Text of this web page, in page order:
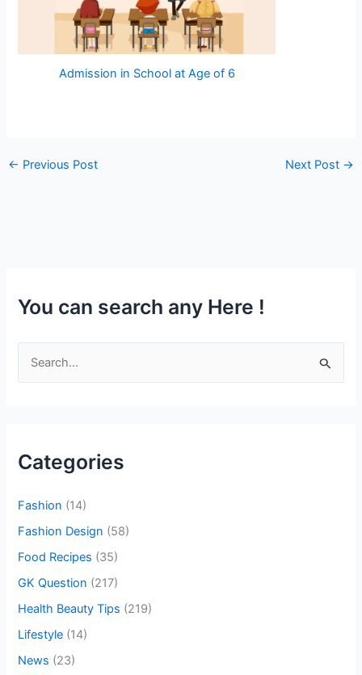
Admission in School at Age of 6
← Previous Post Next Post →
You can search any Here !
h
r
:
Categories
Fashion (14)
Fashion Design (58)
Food Recipes (35)
GK Question (217)
Health Beauty Tips (219)
Lifestyle (14)
News (23)